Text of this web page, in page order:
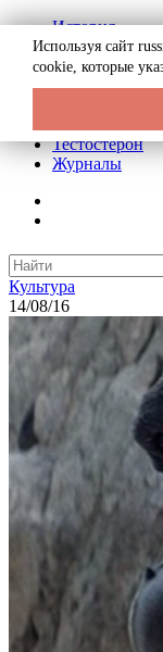
История
Биография
Криминал
Реклама на
Тестостерон
Журналы
Культура
14/08/16
Используя сайт
cookie, которые